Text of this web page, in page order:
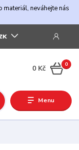
neváhejte nás
Menu
0
0 Kč